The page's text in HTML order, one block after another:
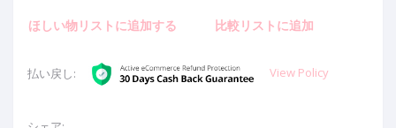
ほしい物リストに追加する 比較リストに追加
払い戻し: View Policy